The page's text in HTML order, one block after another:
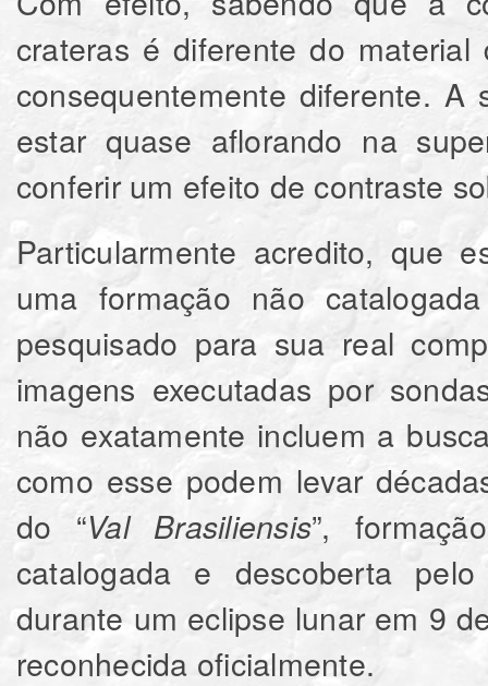
crateras é diferente do
consequentemente diferente. A
estar quase aflorando na
conferir um efeito de contraste
Particularmente acredito, que
uma formação não
pesquisado para sua real
imagens executadas por
não exatamente incluem a
como esse podem levar
do “Val Brasiliensis”,
catalogada e descoberta
durante um eclipse lunar em 9
reconhecida oficialmente.